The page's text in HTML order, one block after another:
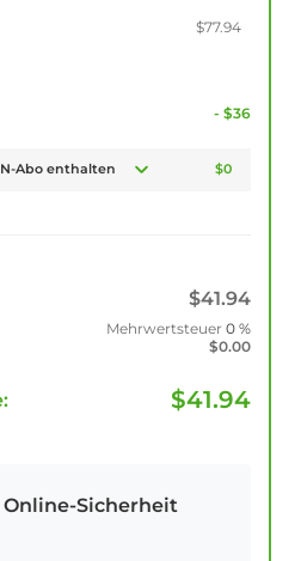
$77.94
- $36
Abo enthalten $0
$41.94
Mehrwertsteuer 0 %
$0.00
$41.94
Online-Sicherheit